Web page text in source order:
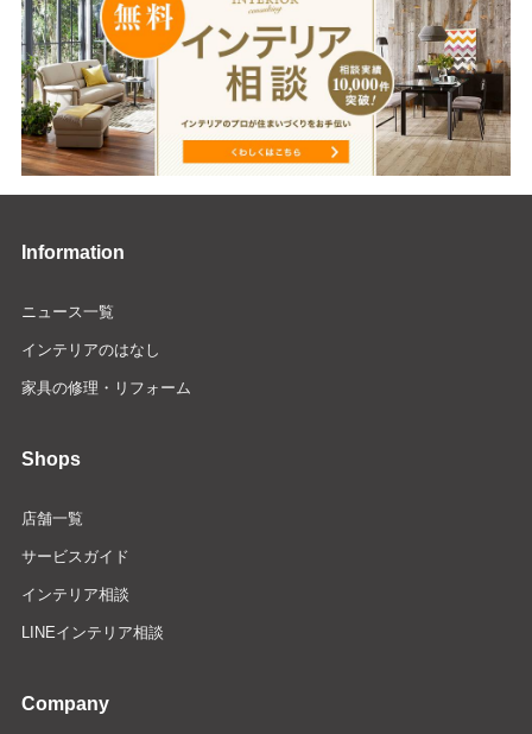
Information
ニュース一覧
インテリアのはなし
家具の修理・リフォーム
Shops
店舗一覧
サービスガイド
インテリア相談
LINEインテリア相談
Company